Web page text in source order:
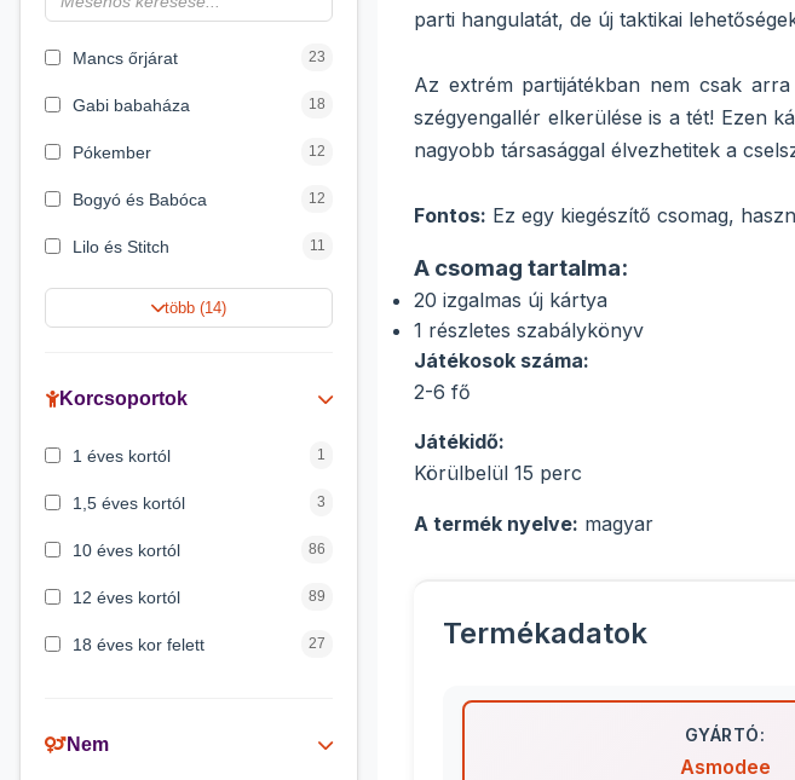
Mancs őrjárat 23
Gabi babaháza 18
Pókember 12
Bogyó és Babóca 12
Lilo és Stitch 11
Harry Potter 9
Peppa malac
több (14)
Korcsoportok
1 éves kortól 1
1,5 éves kortól 3
10 éves kortól 86
12 éves kortól 89
18 éves kor felett 27
3 éves kortól 200
Nem
parti hangulatát, de új taktikai
Az extrém partijátékban nem csak
szégyengallér elkerülése is a tét! Ezen
nagyobb társasággal élvezhetitek a
Fontos: Ez egy kiegészítő csomag,
A csomag tartalma:
20 izgalmas új kártya
1 részletes szabálykönyv
Játékosok száma:
2-6 fő
Játékidő:
Körülbelül 15 perc
A termék nyelve: magyar
Termékadatok
GYÁRTÓ:
Asmodee